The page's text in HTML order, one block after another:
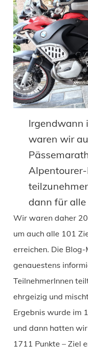
Irgendwann
waren wir
dann für alle
Wir waren daher
um auch alle 101
erreichen. Die
genauestens
TeilnehmerInnen
ehrgeizig und
Ergebnis wurde im
und dann hatten
1711 Punkte – Ziel